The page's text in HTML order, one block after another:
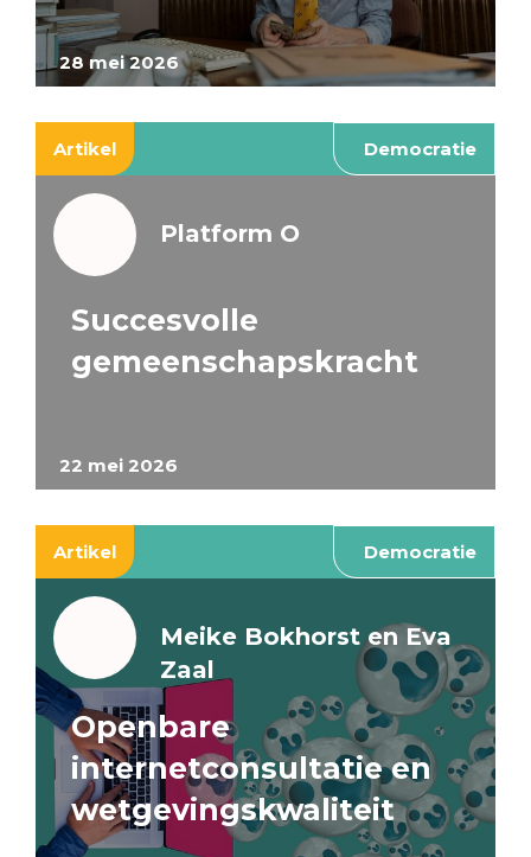
28 mei 2026
Artikel Democratie
22 mei 2026
Platform O
Succesvolle
gemeenschapskracht
Artikel Democratie
Meike Bokhorst en Eva
Zaal
Openbare
internetconsultatie en
wetgevingskwaliteit